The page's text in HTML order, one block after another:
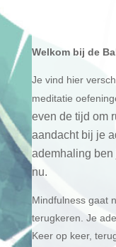
Welkom bij de
Je vind hier
meditatie
even de tijd om
aandacht bij je
ademhaling ben
nu.
Mindfulness gaat
terugkeren. Je
Keer op keer,